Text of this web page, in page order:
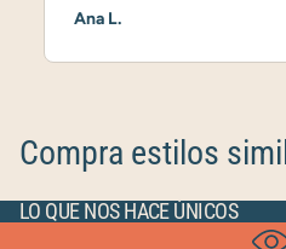
Ana L.
Compra estilos
LO QUE NOS HACE ÚNICOS